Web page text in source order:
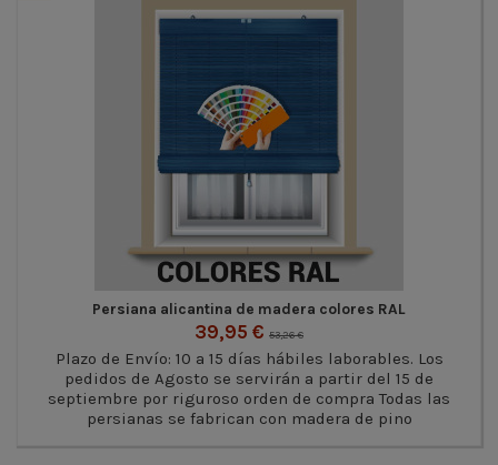
Persiana alicantina de madera colores RAL
39,95 € 53,26 €
Plazo de Envío: 10 a 15 días hábiles laborables. Los
pedidos de Agosto se servirán a partir del 15 de
septiembre por riguroso orden de compra Todas las
persianas se fabrican con madera de pino